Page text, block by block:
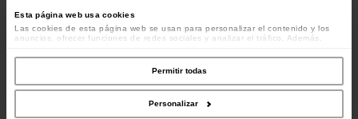
Esta página web usa cookies
Las cookies de esta página web se usan para personalizar el contenido y los
anuncios, ofrecer funciones de redes sociales y analizar el tráfico. Además,
colaboradores de redes sociales, publicidad y análisis web, quienes pueden
combinarla con otra información que les haya proporcionado o que hayan
recopilado a partir del uso que haya hecho de sus servicios.
Permitir todas
Personalizar